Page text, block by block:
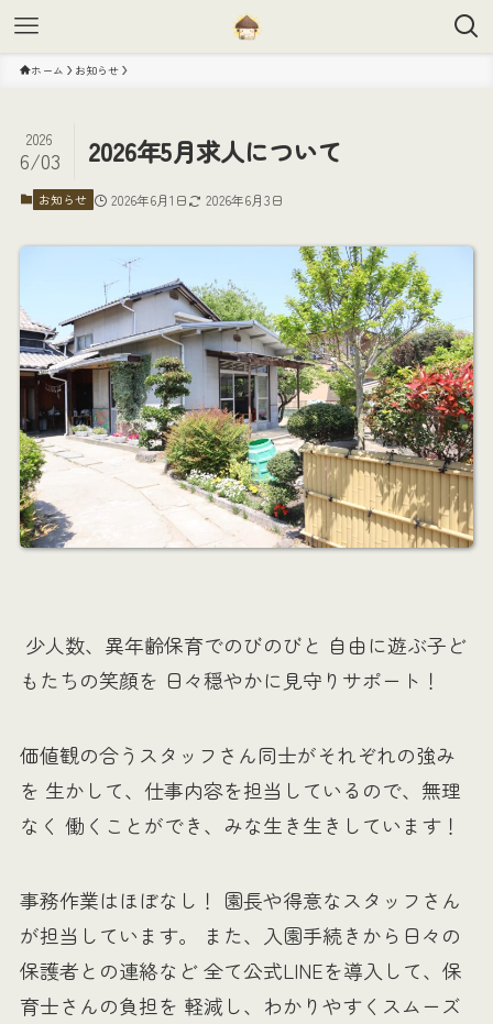
ホーム お知らせ
2026年5月求人について
2026
6/03
お知らせ 2026年6月1日 2026年6月3日
少人数、異年齢保育でのびのびと 自由に遊ぶ子ど
もたちの笑顔を 日々穏やかに見守りサポート！
価値観の合うスタッフさん同士がそれぞれの強み
を 生かして、仕事内容を担当しているので、無理
なく 働くことができ、みな生き生きしています！
事務作業はほぼなし！ 園長や得意なスタッフさん
が担当しています。 また、入園手続きから日々の
保護者との連絡など 全て公式LINEを導入して、保
育士さんの負担を 軽減し、わかりやすくスムーズ